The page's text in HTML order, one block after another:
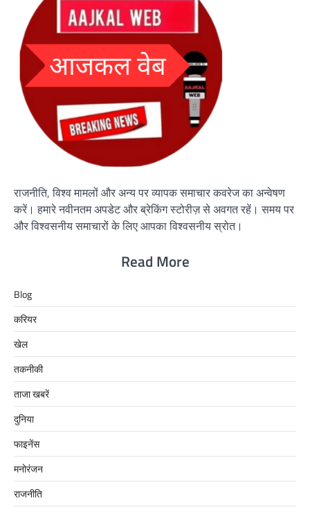
राजनीति, विश्व मामलों और अन्य पर व्यापक समाचार कवरेज का अन्वेषण
करें। हमारे नवीनतम अपडेट और ब्रेकिंग स्टोरीज़ से अवगत रहें। समय पर
और विश्वसनीय समाचारों के लिए आपका विश्वसनीय स्रोत।
Read More
Blog
करियर
खेल
तकनीकी
ताजा खबरें
दुनिया
फाइनेंस
मनोरंजन
राजनीति